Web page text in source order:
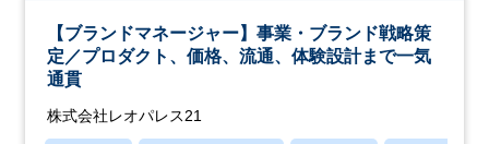
【ブランドマネージャー】事業・ブランド戦略策
定／プロダクト、価格、流通、体験設計まで一気
通貫
株式会社レオパレス21